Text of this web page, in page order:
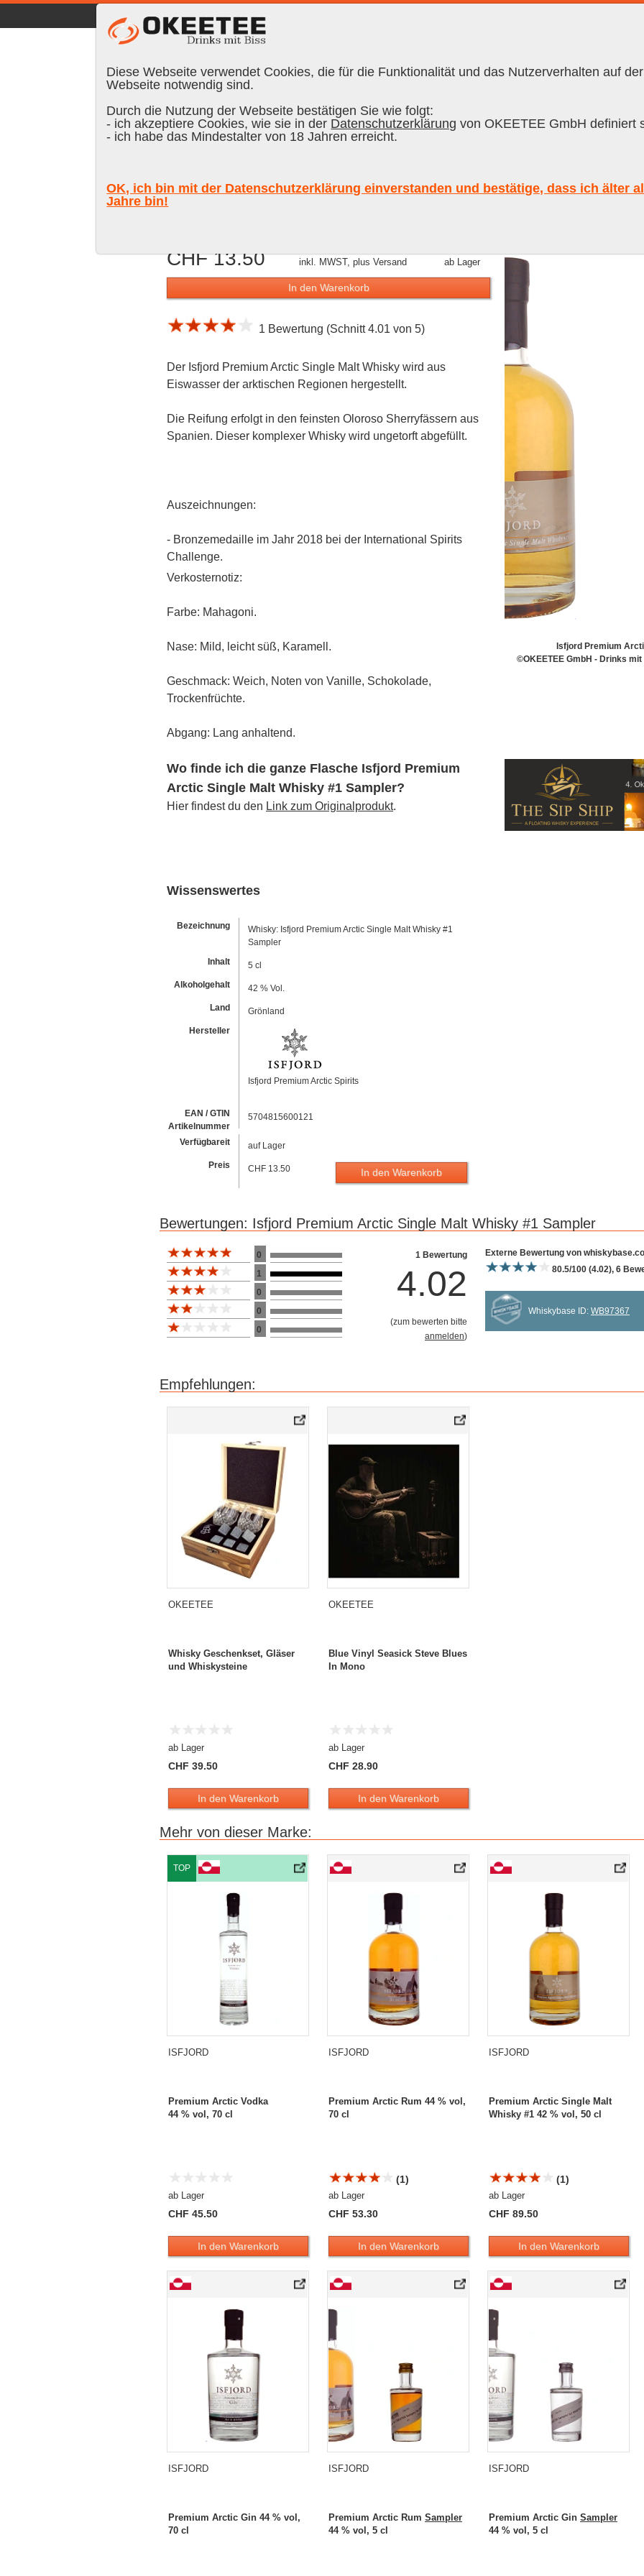
☰ |DE FR EN|Anmelden
Suchen:
Isfjord Premium Arctic Single Malt Whisky #1
42 % Vol.
CHF 13.50 inkl. MWST, plus Versand ab Lager
In den Warenkorb
1 Bewertung (Schnitt 4.01 von 5)
Der Isfjord Premium Arctic Single Malt Whisky wird aus
Eiswasser der arktischen Regionen hergestellt.
Die Reifung erfolgt in den feinsten Oloroso Sherryfässern aus
Spanien. Dieser komplexer Whisky wird ungetorft abgefüllt.
Auszeichnungen:
- Bronzemedaille im Jahr 2018 bei der International Spirits
Challenge.
Verkosternotiz:
Farbe: Mahagoni.
Nase: Mild, leicht süß, Karamell.
Geschmack: Weich, Noten von Vanille, Schokolade,
Trockenfrüchte.
Abgang: Lang anhaltend.
Wo finde ich die ganze Flasche Isfjord Premium
Arctic Single Malt Whisky #1 Sampler?
Hier findest du den Link zum Originalprodukt.
Isfjord Premium
©OKEETEE GmbH - Drinks
Wissenswertes
Bezeichnung
Whisky: Isfjord Premium Arctic Single Malt Whisky #1
Sampler
Inhalt
5 cl
Alkoholgehalt
42 % Vol.
Land
Grönland
Hersteller
Isfjord Premium Arctic Spirits
EAN / GTIN
Artikelnummer
5704815600121
Verfügbareit
auf Lager
Preis
CHF 13.50 In den Warenkorb
Bewertungen: Isfjord Premium Arctic Single Malt Whisky #1 Sampler
Bewertung 10
0
1
0
0
0
1 Bewertung
4.02
(zum bewerten bitte
anmelden)
Bewertung 10
Externe Bewertung von
80.5/100 (4.02), 6
Whiskybase ID: WB97367
Empfehlungen:
OKEETEE
Whisky Geschenkset, Gläser
und Whiskysteine
ab Lager
CHF 39.50
In den Warenkorb
OKEETEE
Blue Vinyl Seasick Steve Blues
In Mono
ab Lager
CHF 28.90
In den Warenkorb
Mehr von dieser Marke:
TOP
ISFJORD
Premium Arctic Vodka
44 % vol, 70 cl
ab Lager
CHF 45.50
In den Warenkorb
ISFJORD
Premium Arctic Rum 44 % vol,
70 cl
(1)
ab Lager
CHF 53.30
In den Warenkorb
ISFJORD
Premium Arctic Single Malt
Whisky #1 42 % vol, 50 cl
(1)
ab Lager
CHF 89.50
In den Warenkorb
ISFJORD
Premium Arctic Gin 44 % vol,
70 cl
ISFJORD
Premium Arctic Rum Sampler
44 % vol, 5 cl
ISFJORD
Premium Arctic Gin Sampler
44 % vol, 5 cl
Diese Webseite verwendet Cookies, die für die Funktionalität und das Nutzerverhalten auf der
Webseite notwendig sind.
Durch die Nutzung der Webseite bestätigen Sie wie folgt:
- ich akzeptiere Cookies, wie sie in der Datenschutzerklärung von OKEETEE GmbH definiert
- ich habe das Mindestalter von 18 Jahren erreicht.
OK, ich bin mit der Datenschutzerklärung einverstanden und bestätige, dass ich älter
Jahre bin!